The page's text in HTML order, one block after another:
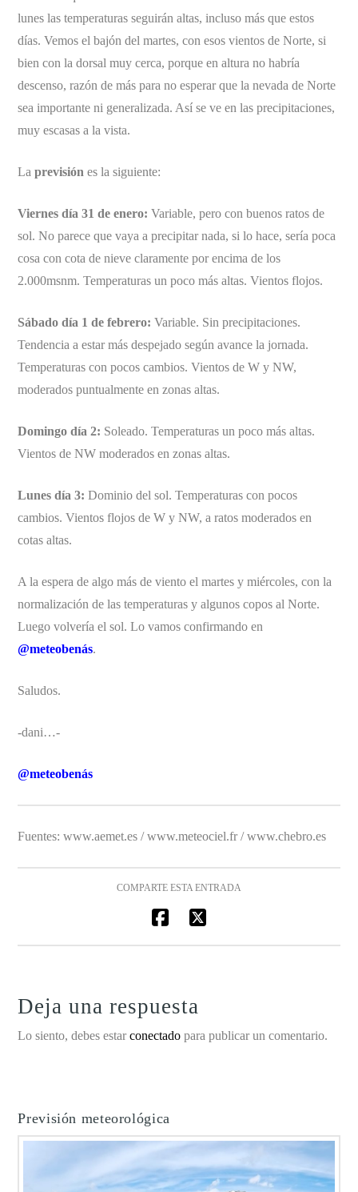
lunes las temperaturas seguirán altas, incluso más que estos
días. Vemos el bajón del martes, con esos vientos de Norte, si
bien con la dorsal muy cerca, porque en altura no habría
descenso, razón de más para no esperar que la nevada de Norte
sea importante ni generalizada. Así se ve en las precipitaciones,
muy escasas a la vista.
Laprevisión es la siguiente:
Viernes día 31 de enero: Variable, pero con buenos ratos de
sol. No parece que vaya a precipitar nada, si lo hace, sería poca
cosa con cota de nieve claramente por encima de los
2.000msnm. Temperaturas un poco más altas. Vientos flojos.
Sábado día 1 de febrero: Variable. Sin precipitaciones.
Tendencia a estar más despejado según avance la jornada.
Temperaturas con pocos cambios. Vientos de W y NW,
moderados puntualmente en zonas altas.
Domingo día 2: Soleado. Temperaturas un poco más altas.
Vientos de NW moderados en zonas altas.
Lunes día 3: Dominio del sol. Temperaturas con pocos
cambios. Vientos flojos de W y NW, a ratos moderados en
cotas altas.
A la espera de algo más de viento el martes y miércoles, con la
normalización de las temperaturas y algunos copos al Norte.
Luego volvería el sol. Lo vamos confirmando en
@meteobenás.
Saludos.
-dani…-
@meteobenás
Fuentes: www.aemet.es / www.meteociel.fr / www.chebro.es
COMPARTE ESTA ENTRADA
Deja una respuesta
Lo siento, debes estarconectado para publicar un comentario.
Previsión meteorológica